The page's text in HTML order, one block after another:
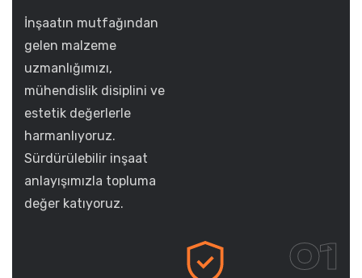
İnşaatın mutfağından
gelen malzeme
uzmanlığımızı,
mühendislik disiplini ve
estetik değerlerle
harmanlıyoruz.
Sürdürülebilir inşaat
anlayışımızla topluma
değer katıyoruz.
01